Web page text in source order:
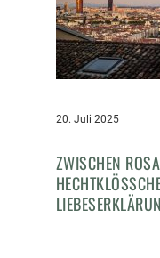
20. Juli 2025
ZWISCHEN